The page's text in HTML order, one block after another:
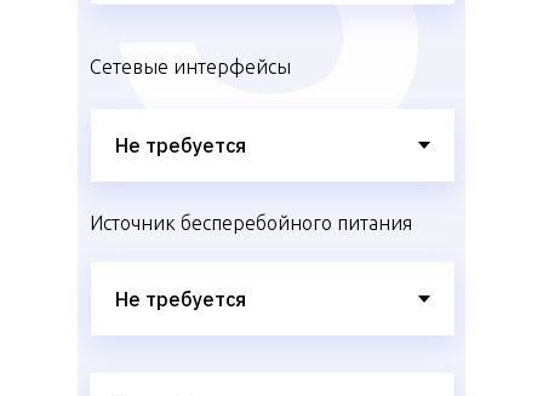
Источник бесперебойного питания
Сетевые интерфейсы